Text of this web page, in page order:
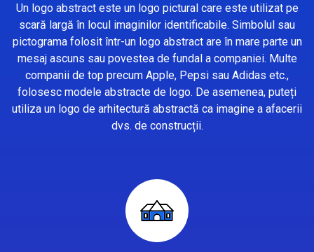
Un logo abstract este un logo pictural care este utilizat pe
scară largă în locul imaginilor identificabile. Simbolul sau
pictograma folosit într-un logo abstract are în mare parte un
mesaj ascuns sau povestea de fundal a companiei. Multe
companii de top precum Apple, Pepsi sau Adidas etc.,
folosesc modele abstracte de logo. De asemenea, puteți
utiliza un logo de arhitectură abstractă ca imagine a afacerii
dvs. de construcții.